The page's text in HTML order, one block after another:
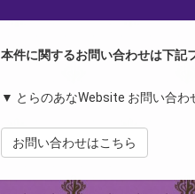
本件に関するお問い合わせは下記
▼ とらのあなWebsite お問い合わ
お問い合わせはこちら